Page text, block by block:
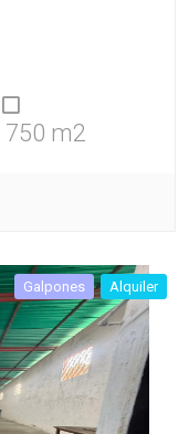
750 m2
Galpones Alquiler